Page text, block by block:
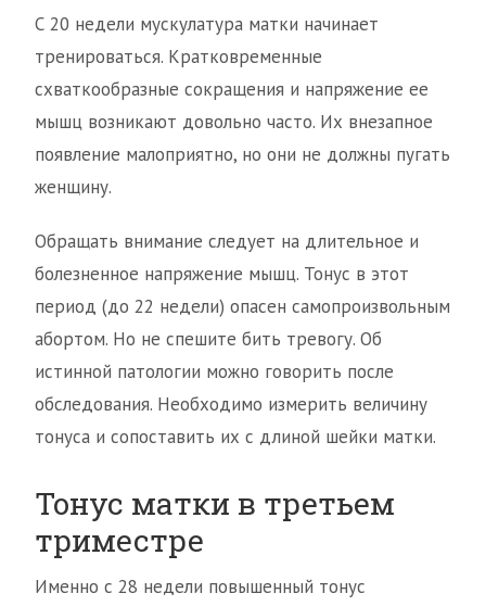
С 20 недели мускулатура матки начинает
тренироваться. Кратковременные
схваткообразные сокращения и напряжение ее
мышц возникают довольно часто. Их внезапное
появление малоприятно, но они не должны пугать
женщину.
Обращать внимание следует на длительное и
болезненное напряжение мышц. Тонус в этот
период (до 22 недели) опасен самопроизвольным
абортом. Но не спешите бить тревогу. Об
истинной патологии можно говорить после
обследования. Необходимо измерить величину
тонуса и сопоставить их с длиной шейки матки.
Тонус матки в третьем
триместре
Именно с 28 недели повышенный тонус